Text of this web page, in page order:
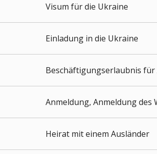
Visum für die Ukraine
Einladung in die Ukraine
Beschäftigungserlaubnis für
Anmeldung, Anmeldung des
Heirat mit einem Ausländer